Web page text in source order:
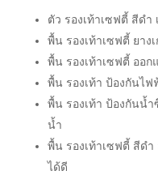
ตัว รองเท้าเซฟตี้ สีดำ
พื้น รองเท้าเซฟตี้ ยาง
พื้น รองเท้าเซฟตี้ ออ
พื้น รองเท้า ป้องกันไ
พื้น รองเท้า ป้องกันน้ำ
น้ำ
พื้น รองเท้าเซฟตี้ สีด
ได้ดี